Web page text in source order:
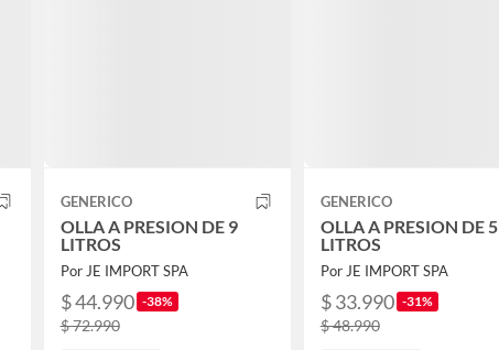
GENERICO
OLLA A PRESION DE 9
LITROS
Por JE IMPORT SPA
$ 44.990 -38%
$ 72.990
GENERICO
OLLA A PRESION DE 5
LITROS
Por JE IMPORT SPA
$ 33.990 -31%
$ 48.990